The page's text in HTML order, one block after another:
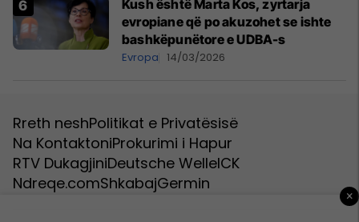
Kush është Marta Kos, zyrtarja
evropiane që po akuzohet se ishte
bashkëpunëtore e UDBA-s
Evropa 14/03/2026
Rreth neshPolitikat e Privatësisë
Na KontaktoniProkurimi i Hapur
RTV DukagjiniDeutsche WelleICK
Ndreqe.comShkabajGermin
×